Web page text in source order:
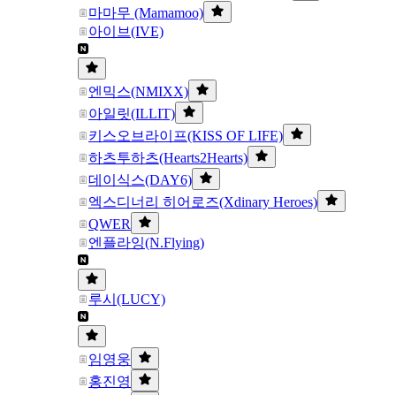
마마무 (Mamamoo)
아이브(IVE)
엔믹스(NMIXX)
아일릿(ILLIT)
키스오브라이프(KISS OF LIFE)
하츠투하츠(Hearts2Hearts)
데이식스(DAY6)
엑스디너리 히어로즈(Xdinary Heroes)
QWER
엔플라잉(N.Flying)
루시(LUCY)
임영웅
홍진영